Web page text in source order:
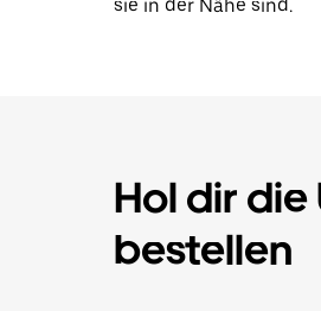
sie in der Nähe sind.
Hol dir die
bestellen